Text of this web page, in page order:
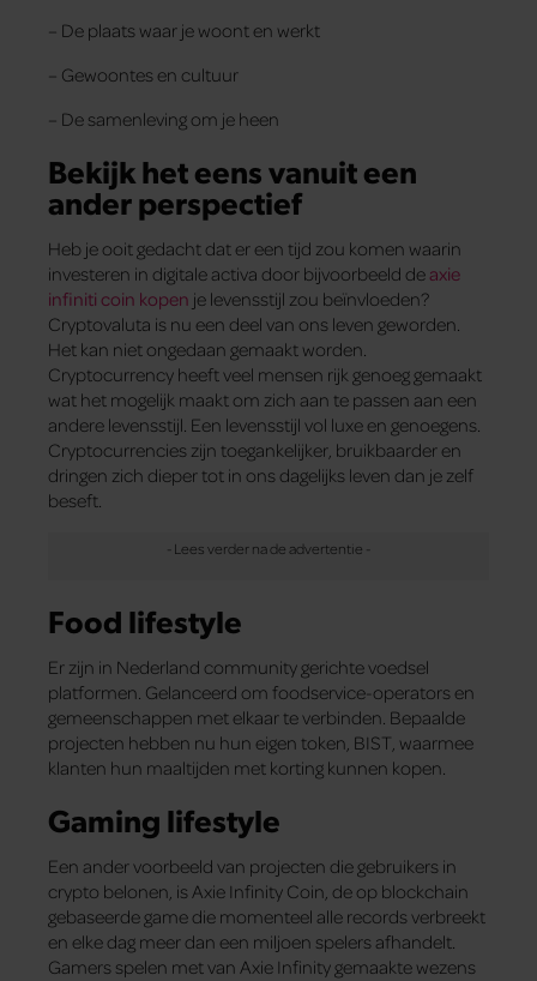
– De plaats waar je woont en werkt
– Gewoontes en cultuur
– De samenleving om je heen
Bekijk het eens vanuit een
ander perspectief
Heb je ooit gedacht dat er een tijd zou komen waarin
investeren in digitale activa door bijvoorbeeld de axie
infiniti coin kopen je levensstijl zou beïnvloeden?
Cryptovaluta is nu een deel van ons leven geworden.
Het kan niet ongedaan gemaakt worden.
Cryptocurrency heeft veel mensen rijk genoeg gemaakt
wat het mogelijk maakt om zich aan te passen aan een
andere levensstijl. Een levensstijl vol luxe en genoegens.
Cryptocurrencies zijn toegankelijker, bruikbaarder en
dringen zich dieper tot in ons dagelijks leven dan je zelf
beseft.
Food lifestyle
Er zijn in Nederland community gerichte voedsel
platformen. Gelanceerd om foodservice-operators en
gemeenschappen met elkaar te verbinden. Bepaalde
projecten hebben nu hun eigen token, BIST, waarmee
klanten hun maaltijden met korting kunnen kopen.
Gaming lifestyle
Een ander voorbeeld van projecten die gebruikers in
crypto belonen, is Axie Infinity Coin, de op blockchain
gebaseerde game die momenteel alle records verbreekt
en elke dag meer dan een miljoen spelers afhandelt.
Gamers spelen met van Axie Infinity gemaakte wezens